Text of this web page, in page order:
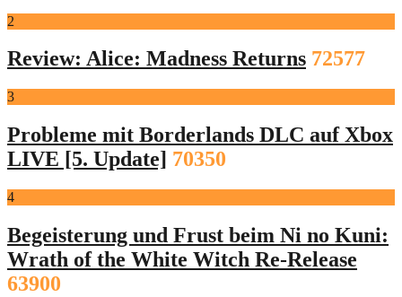
2
Review: Alice: Madness Returns 72577
3
Probleme mit Borderlands DLC auf Xbox
LIVE [5. Update] 70350
4
Begeisterung und Frust beim Ni no Kuni:
Wrath of the White Witch Re-Release
63900